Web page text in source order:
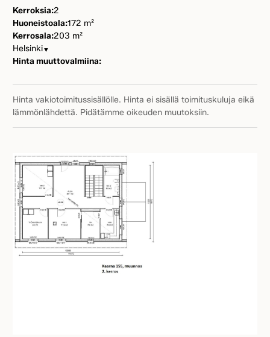
Kerroksia:2
Huoneistoala:172 m²
Kerrosala:203 m²
Helsinki▼
Hinta muuttovalmiina:
Hinta vakiotoimitussisällölle. Hinta ei sisällä toimituskuluja eikä
lämmönlähdettä. Pidätämme oikeuden muutoksiin.